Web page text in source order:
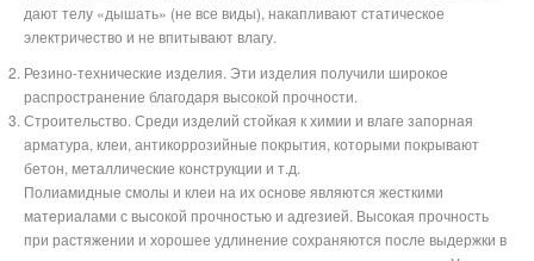
дают телу «дышать» (не все виды), накапливают статическое
электричество и не впитывают влагу.
Резино-технические изделия. Эти изделия получили широкое
распространение благодаря высокой прочности.
Строительство. Среди изделий стойкая к химии и влаге запорная
арматура, клеи, антикоррозийные покрытия, которыми покрывают
бетон, металлические конструкции и т.д.
Полиамидные смолы и клеи на их основе являются жесткими
материалами с высокой прочностью и адгезией. Высокая прочность
при растяжении и хорошее удлинение сохраняются после выдержки в